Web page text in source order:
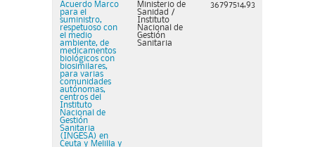
Acuerdo Marco
para el
suministro,
respetuoso con
el medio
ambiente, de
medicamentos
biológicos con
biosimilares,
para varias
comunidades
autónomas,
centros del
Instituto
Nacional de
Gestión
Sanitaria
(INGESA) en
Ceuta y Melilla y
Ministerio de
Sanidad /
Instituto
Nacional de
Gestión
Sanitaria
36797514,93